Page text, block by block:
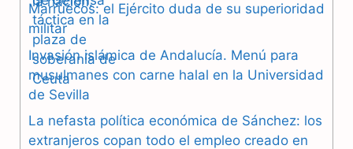
c
e
b
o
o
l
g
a
a
s
p
Marruecos: el Ejército duda de su superioridad
militar
Invasión islámica de Andalucía. Menú para
musulmanes con carne halal en la Universidad
de Sevilla
La nefasta política económica de Sánchez: los
extranjeros copan todo el empleo creado en